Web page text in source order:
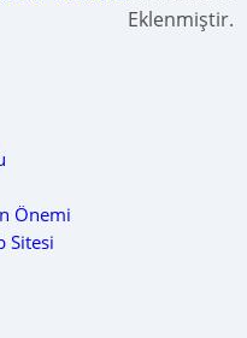
Eklenmiştir.
Önemi
Sitesi